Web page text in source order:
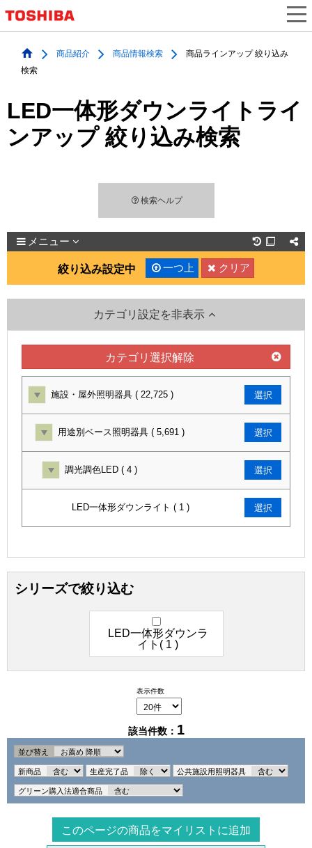
商品紹介 商品情報検索
商品ラインアップ 絞り込み
検索
LED一体形ダウンライトライ
ンアップ 絞り込み検索
検索ヘルプ
メニュー 
絞り込み設定中 一つ上 クリア
カテゴリ設定を非表示
カテゴリ選択解除
施設・屋外照明器具 ( 22,725 ) 選択
用途別ベース照明器具 ( 5,691 ) 選択
調光調色LED ( 4 ) 選択
LED一体形ダウンライト ( 1 ) 選択
シリーズで絞り込む
LED一体形ダウンラ
イト( 1 )
表示件数
該当件数： 1
並び替え
新商品 生産完了品 公共施設用照明器具
グリーン購入法適合商品
このページの商品をマイリストに追加